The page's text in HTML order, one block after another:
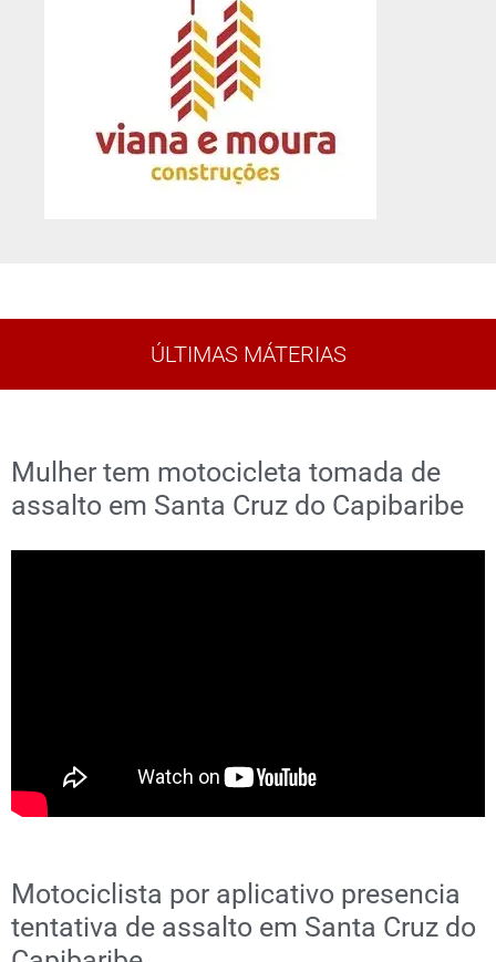
ÚLTIMAS MÁTERIAS
Mulher tem motocicleta tomada de
assalto em Santa Cruz do Capibaribe
Motociclista por aplicativo presencia
tentativa de assalto em Santa Cruz do